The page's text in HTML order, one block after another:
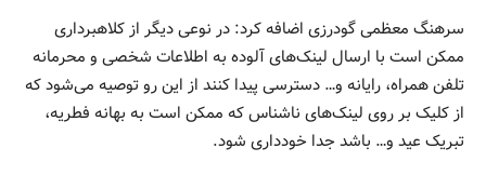
سرهنگ معظمی گودرزی اضافه کرد: در نوعی دیگر از کلاهبرداری
ممکن است با ارسال لینک‌های آلوده به اطلاعات شخصی و محرمانه
تلفن همراه، رایانه و… دسترسی پیدا کنند از این رو توصیه می‌شود که
از کلیک بر روی لینک‌های ناشناس که ممکن است به بهانه فطریه،
تبریک عید و… باشد جدا خودداری شود.